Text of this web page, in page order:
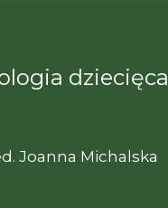
dziecięca
Joanna Michalska